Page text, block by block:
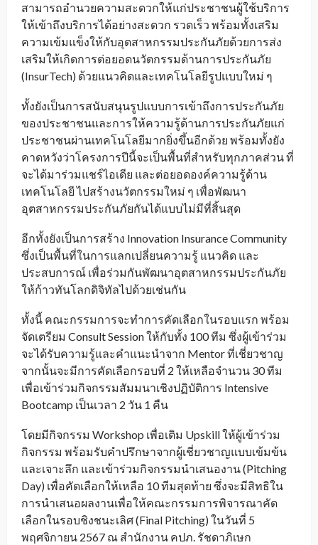
สามารถอำนวยความสะดวกให้แก่ประชาชนผู้ใช้บริการ
ให้เข้าถึงบริการได้อย่างสะดวก รวดเร็ว พร้อมทั้งเสริม
ความเข้มแข็งให้กับอุตสาหกรรมประกันภัยด้วยการส่ง
เสริมให้เกิดการต่อยอดนวัตกรรมด้านการประกันภัย
(InsurTech) ด้วยแนวคิดและเทคโนโลยีรูปแบบใหม่ ๆ
ทั้งยังเป็นการสนับสนุนรูปแบบการเข้าถึงการประกันภัย
ของประชาชนและการให้ความรู้ด้านการประกันภัยแก่
ประชาชนผ่านเทคโนโลยีมากยิ่งขึ้นอีกด้วย พร้อมทั้งยัง
คาดหวังว่าโครงการปีนี้จะเป็นพื้นที่สำหรับทุกภาคส่วน ที่
จะได้มาร่วมแชร์ไอเดีย และต่อยอดองค์ความรู้ด้าน
เทคโนโลยี ไปสร้างนวัตกรรมใหม่ ๆ เพื่อพัฒนา
อุตสาหกรรมประกันภัยกันได้แบบไม่มีที่สิ้นสุด
อีกทั้งยังเป็นการสร้าง Innovation Insurance Community
ซึ่งเป็นพื้นที่ในการแลกเปลี่ยนความรู้ แนวคิด และ
ประสบการณ์ เพื่อร่วมกันพัฒนาอุตสาหกรรมประกันภัย
ให้ก้าวทันโลกดิจิทัลไปด้วยเช่นกัน
ทั้งนี้ คณะกรรมการจะทำการคัดเลือกในรอบแรก พร้อม
จัดเตรียม Consult Session ให้กับทั้ง 100 ทีม ซึ่งผู้เข้าร่วม
จะได้รับความรู้และคำแนะนำจาก Mentor ที่เชี่ยวชาญ
จากนั้นจะมีการคัดเลือกรอบที่ 2 ให้เหลือจำนวน 30 ทีม
เพื่อเข้าร่วมกิจกรรมสัมมนาเชิงปฏิบัติการ Intensive
Bootcamp เป็นเวลา 2 วัน 1 คืน
โดยมีกิจกรรม Workshop เพื่อเติม Upskill ให้ผู้เข้าร่วม
กิจกรรม พร้อมรับคำปรึกษาจากผู้เชี่ยวชาญแบบเข้มข้น
และเจาะลึก และเข้าร่วมกิจกรรมนำเสนองาน (Pitching
Day) เพื่อคัดเลือกให้เหลือ 10 ทีมสุดท้าย ซึ่งจะมีสิทธิใน
การนำเสนอผลงานเพื่อให้คณะกรรมการพิจารณาคัด
เลือกในรอบชิงชนะเลิศ (Final Pitching) ในวันที่ 5
พฤศจิกายน 2567 ณ สำนักงาน คปภ. รัชดาภิเษก